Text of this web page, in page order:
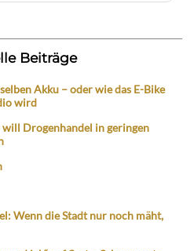
Beiträge
Akku – oder wie das E-Bike
wird
Drogenhandel in geringen
Wenn die Stadt nur noch mäht,